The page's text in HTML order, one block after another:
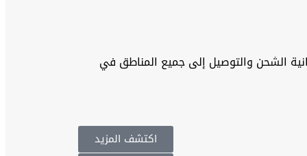
الشحن والتوصيل إلى جميع المناطق في
اكتشف المزيد